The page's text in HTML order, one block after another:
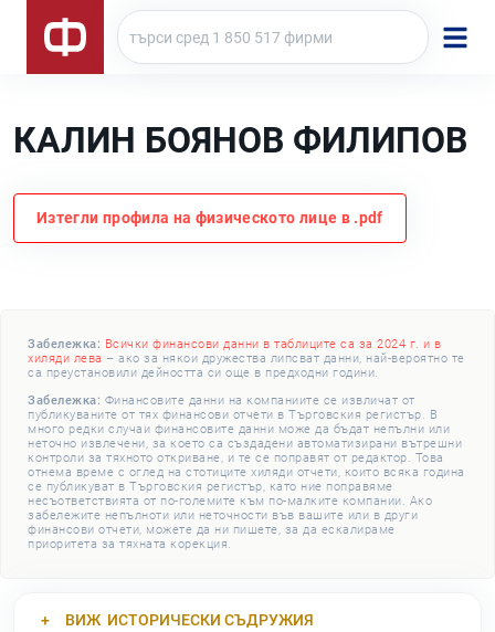
КАЛИН БОЯНОВ ФИЛИПОВ
Изтегли профила на физическото лице в .pdf
Забележка: Всички финансови данни в таблиците са за 2024 г. и в
хиляди лева – ако за някои дружества липсват данни, най-вероятно те
са преустановили дейността си още в предходни години.
Забележка: Финансовите данни на компаниите се извличат от
публикуваните от тях финансови отчети в Търговския регистър. В
много редки случаи финансовите данни може да бъдат непълни или
неточно извлечени, за което са създадени автоматизирани вътрешни
контроли за тяхното откриване, и те се поправят от редактор. Това
отнема време с оглед на стотиците хиляди отчети, които всяка година
се публикуват в Търговския регистър, като ние поправяме
несъответствията от по-големите към по-малките компании. Ако
забележите непълноти или неточности във вашите или в други
финансови отчети, можете да ни пишете, за да ескалираме
приоритета за тяхната корекция.
ВИЖ ИСТОРИЧЕСКИ СЪДРУЖИЯ